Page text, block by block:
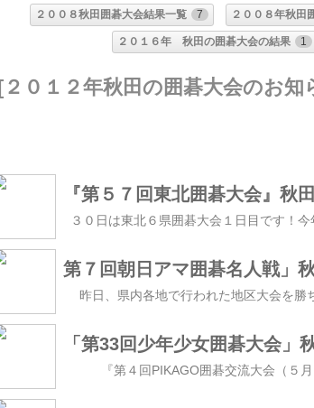
２００８秋田囲碁大会結果一覧 7 ２００８年秋田
２０１６年 秋田の囲碁大会の結果 1
[２０１２年秋田の囲碁大会のお
『第５７回東北囲碁大会』秋
第７回朝日アマ囲碁名人戦」
「第33回少年少女囲碁大会」